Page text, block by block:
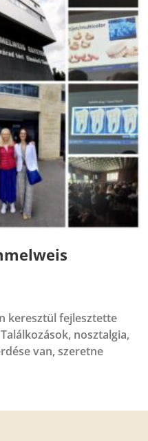
keresztül fejlesztette
nosztalgia,
van, szeretne